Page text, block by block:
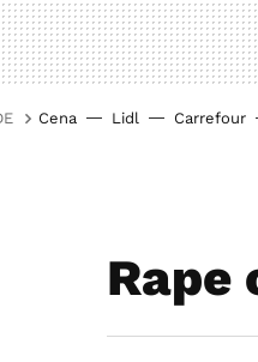
Cena Lidl Carrefour
Rape